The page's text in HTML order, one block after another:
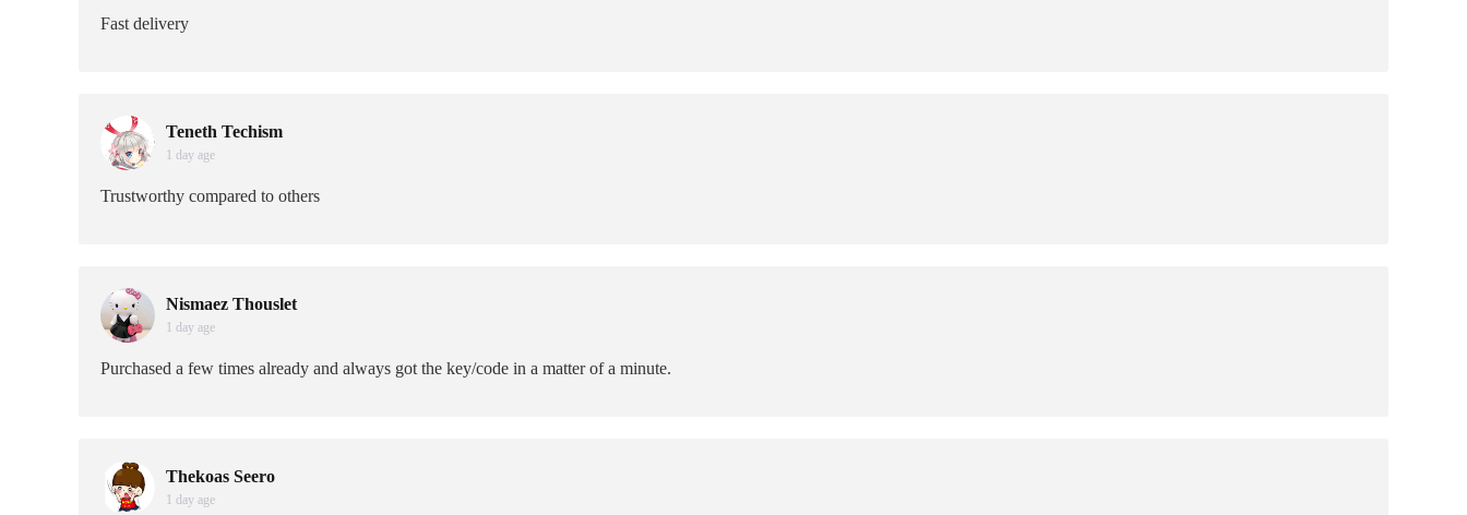
Fast delivery
Teneth Techism
1 day age
Trustworthy compared to others
Nismaez Thouslet
1 day age
Purchased a few times already and always got the key/code in a matter of a minute.
Thekoas Seero
1 day age